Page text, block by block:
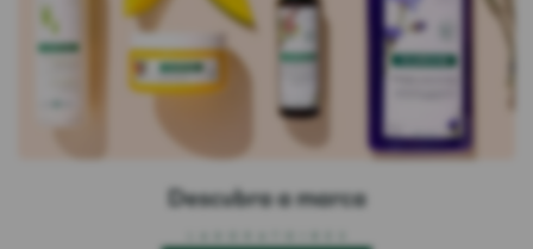
Descubra a marca